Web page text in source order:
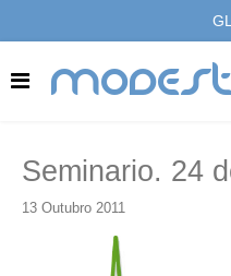
GL
Seminario. 24
13 Outubro 2011